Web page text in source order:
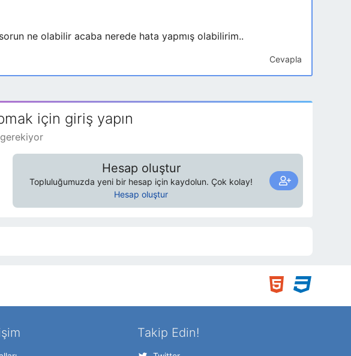
ne olabilir acaba nerede hata yapmış olabilirim..
Cevapla
için giriş yapın
Hesap oluştur
Topluluğumuzda yeni bir hesap için kaydolun. Çok kolay!
Hesap oluştur
Takip Edin!